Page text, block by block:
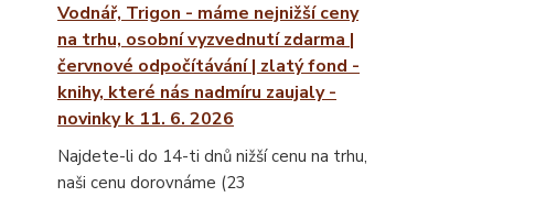
Vodnář, Trigon - máme nejnižší ceny
na trhu, osobní vyzvednutí zdarma |
červnové odpočítávání | zlatý fond -
knihy, které nás nadmíru zaujaly -
novinky k 11. 6. 2026
Najdete-li do 14-ti dnů nižší cenu na trhu,
naši cenu dorovnáme (23